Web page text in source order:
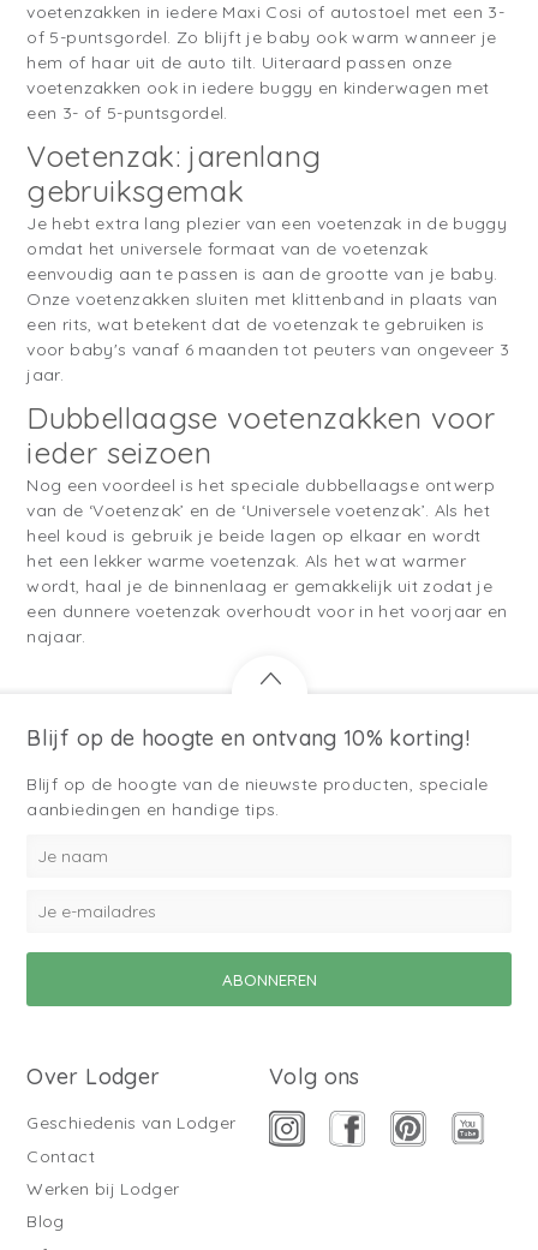
voetenzakken in iedere Maxi Cosi of autostoel met een 3-
of 5-puntsgordel. Zo blijft je baby ook warm wanneer je
hem of haar uit de auto tilt. Uiteraard passen onze
voetenzakken ook in iedere buggy en kinderwagen met
een 3- of 5-puntsgordel.
Voetenzak: jarenlang
gebruiksgemak
Je hebt extra lang plezier van een voetenzak in de buggy
omdat het universele formaat van de voetenzak
eenvoudig aan te passen is aan de grootte van je baby.
Onze voetenzakken sluiten met klittenband in plaats van
een rits, wat betekent dat de voetenzak te gebruiken is
voor baby's vanaf 6 maanden tot peuters van ongeveer 3
jaar.
Dubbellaagse voetenzakken voor
ieder seizoen
Nog een voordeel is het speciale dubbellaagse ontwerp
van de ‘Voetenzak’ en de ‘Universele voetenzak’. Als het
heel koud is gebruik je beide lagen op elkaar en wordt
het een lekker warme voetenzak. Als het wat warmer
wordt, haal je de binnenlaag er gemakkelijk uit zodat je
een dunnere voetenzak overhoudt voor in het voorjaar en
najaar.
Blijf op de hoogte en ontvang 10% korting!
Blijf op de hoogte van de nieuwste producten, speciale
aanbiedingen en handige tips.
Over Lodger
Geschiedenis van Lodger
Contact
Werken bij Lodger
Blog
Volg ons